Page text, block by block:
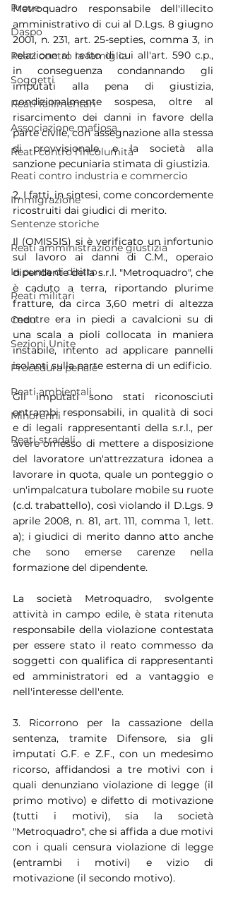
Prove
Daspo
Reati contro la famiglia
Soggetti
Reati fallimentari
Associazione mafiosa
Reati contro l'incolumità
Reati contro industria e commercio
Immigrazione
Sentenze storiche
Reati amministrazione giustizia
In punta di diritto
Reati militari
Cedu
Sezioni Unite
Procedura penale
Reati ambientali
Minorenni
Reati stradali
Metroquadro responsabile dell'illecito
amministrativo di cui al D.Lgs. 8 giugno
2001, n. 231, art. 25-septies, comma 3, in
relazione al reato di cui all'art. 590 c.p.,
in conseguenza condannando gli
imputati alla pena di giustizia,
condizionalmente sospesa, oltre al
risarcimento dei danni in favore della
parte civile, con assegnazione alla stessa
di provvisionale, e la società alla
sanzione pecuniaria stimata di giustizia.
2. I fatti, in sintesi, come concordemente
ricostruiti dai giudici di merito.
Il (OMISSIS) si è verificato un infortunio
sul lavoro ai danni di C.M., operaio
dipendente della s.r.l. "Metroquadro", che
è caduto a terra, riportando plurime
fratture, da circa 3,60 metri di altezza
mentre era in piedi a cavalcioni su di
una scala a pioli collocata in maniera
instabile, intento ad applicare pannelli
isolanti sulla parte esterna di un edificio.
Gli imputati sono stati riconosciuti
entrambi responsabili, in qualità di soci
e di legali rappresentanti della s.r.l., per
avere omesso di mettere a disposizione
del lavoratore un'attrezzatura idonea a
lavorare in quota, quale un ponteggio o
un'impalcatura tubolare mobile su ruote
(c.d. trabattello), così violando il D.Lgs. 9
aprile 2008, n. 81, art. 111, comma 1, lett.
a); i giudici di merito danno atto anche
che sono emerse carenze nella
formazione del dipendente.
La società Metroquadro, svolgente
attività in campo edile, è stata ritenuta
responsabile della violazione contestata
per essere stato il reato commesso da
soggetti con qualifica di rappresentanti
ed amministratori ed a vantaggio e
nell'interesse dell'ente.
3. Ricorrono per la cassazione della
sentenza, tramite Difensore, sia gli
imputati G.F. e Z.F., con un medesimo
ricorso, affidandosi a tre motivi con i
quali denunziano violazione di legge (il
primo motivo) e difetto di motivazione
(tutti i motivi), sia la società
"Metroquadro", che si affida a due motivi
con i quali censura violazione di legge
(entrambi i motivi) e vizio di
motivazione (il secondo motivo).